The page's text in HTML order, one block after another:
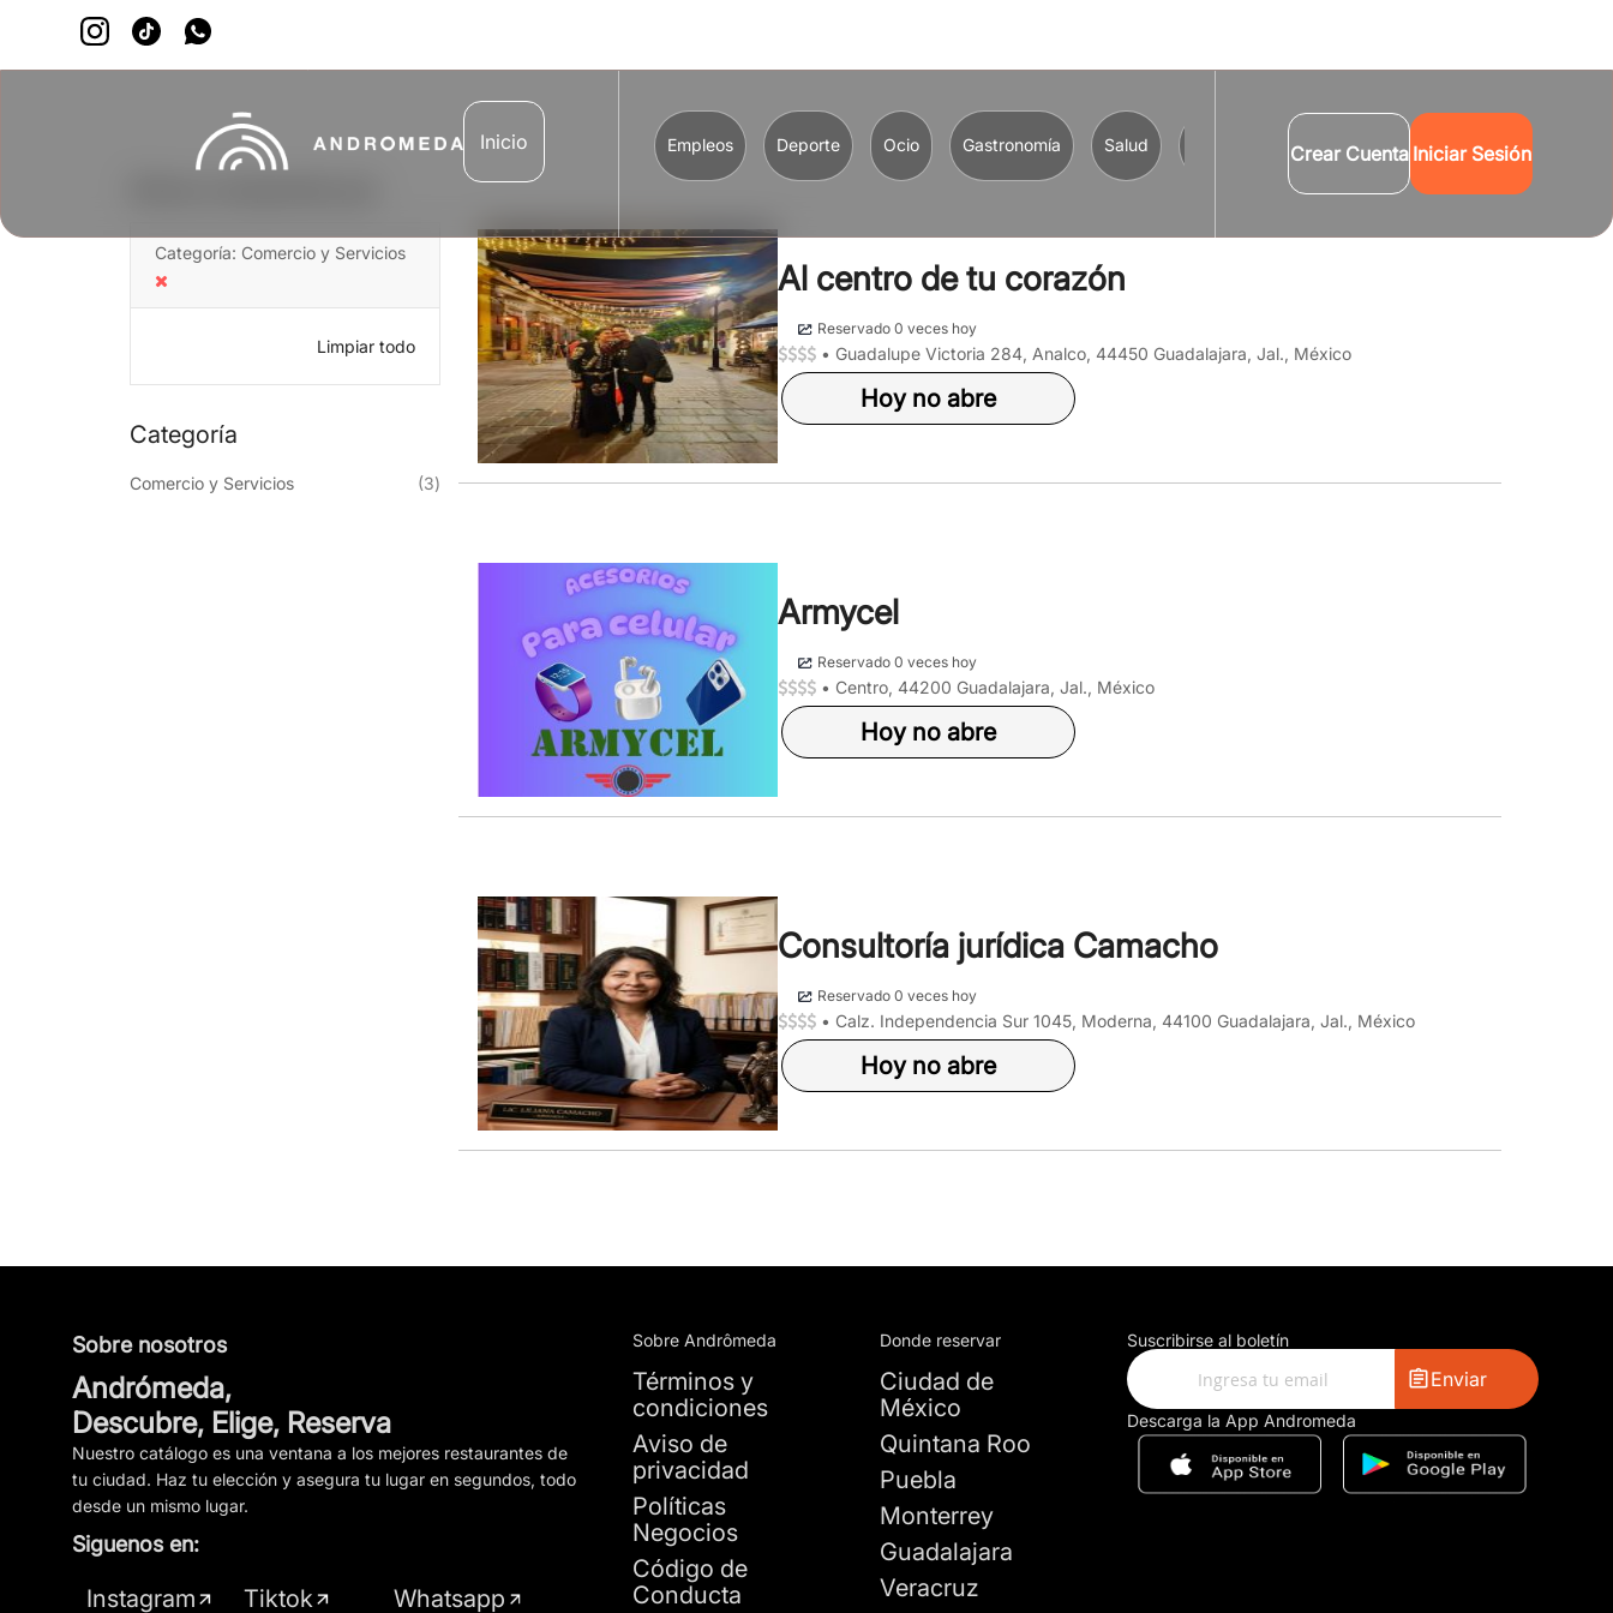
Inicio Empleos Deporte Ocio Gastronomía Salud Comercio y Servicios Turismo Cultura
Crear Cuenta Iniciar Sesión
Categoría Comercio y Servicios
Limpiar todo
Categoría
Comercio y Servicios 3Reservación
Al centro de tu corazón
Reservado 0 veces hoy
• Guadalupe Victoria 284, Analco, 44450 Guadalajara, Jal., México
Hoy no abre
Armycel
Reservado 0 veces hoy
• Centro, 44200 Guadalajara, Jal., México
Hoy no abre
Consultoría jurídica Camacho
Reservado 0 veces hoy
• Calz. Independencia Sur 1045, Moderna, 44100 Guadalajara, Jal., México
Hoy no abre
Sobre nosotros
Andrómeda,
Descubre, Elige, Reserva
Nuestro catálogo es una ventana a los mejores restaurantes de
tu ciudad. Haz tu elección y asegura tu lugar en segundos, todo
desde un mismo lugar.
Siguenos en:
Instagram Tiktok Whatsapp
Sobre Andrômeda
Términos y
condiciones
Aviso de
privacidad
Políticas
Negocios
Código de
Conducta
Donde reservar
Ciudad de
México
Quintana Roo
Puebla
Monterrey
Guadalajara
Veracruz
Suscribirse al boletín
Enviar
Descarga la App Andromeda